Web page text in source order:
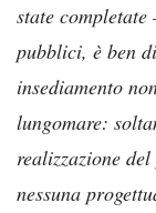
state
pubblici, è ben
insediamento
lungomare:
realizzazione
nessuna